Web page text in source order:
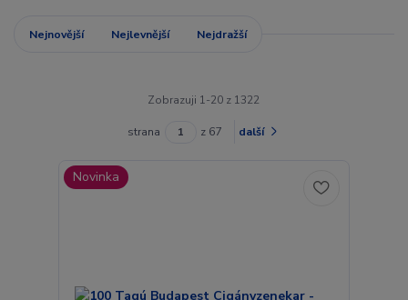
Nejnovější Nejlevnější Nejdražší
Zobrazuji 1-20 z 1322
strana z 67 další
Novinka